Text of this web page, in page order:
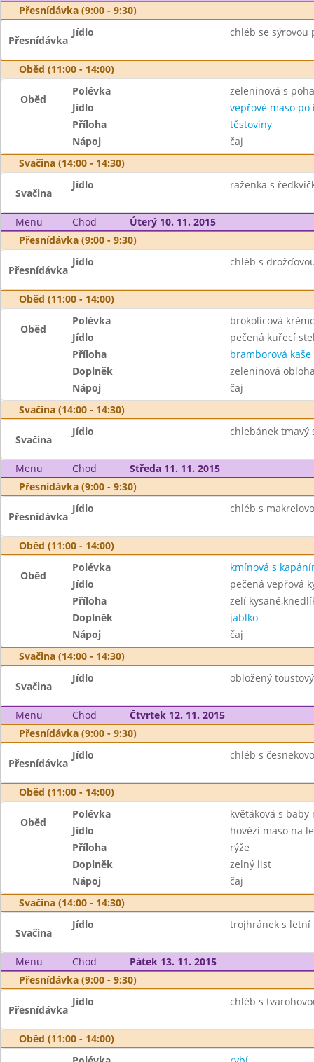
Přesnídávka (9:00 - 9:30)
Přesnídávka
Jídlo chléb se sýrovou
Oběd (11:00 - 14:00)
Oběd
Polévka
zeleninová s
Jídlo
vepřové maso po
Příloha
těstoviny
Nápoj
čaj
Svačina (14:00 - 14:30)
Svačina
Jídlo raženka s
Menu Chod
Úterý 10. 11. 2015
Přesnídávka (9:00 - 9:30)
Přesnídávka
Jídlo chléb s
Oběd (11:00 - 14:00)
Oběd
Polévka
brokolicová
Jídlo
pečená kuřecí
Příloha
bramborová kaše
Doplněk
zeleninová
Nápoj
čaj
Svačina (14:00 - 14:30)
Svačina
Jídlo chlebánek tmavý
Menu Chod
Středa 11. 11. 2015
Přesnídávka (9:00 - 9:30)
Přesnídávka
Jídlo chléb s
Oběd (11:00 - 14:00)
Oběd
Polévka
kmínová s
Jídlo
pečená vepřová
Příloha
zelí
Doplněk
jablko
Nápoj
čaj
Svačina (14:00 - 14:30)
Svačina
Jídlo obložený
Menu Chod
Čtvrtek 12. 11. 2015
Přesnídávka (9:00 - 9:30)
Přesnídávka
Jídlo chléb s
Oběd (11:00 - 14:00)
Oběd
Polévka
květáková s baby
Jídlo
hovězí maso na
Příloha
rýže
Doplněk
zelný list
Nápoj
čaj
Svačina (14:00 - 14:30)
Svačina
Jídlo trojhránek s letní
Menu Chod
Pátek 13. 11. 2015
Přesnídávka (9:00 - 9:30)
Přesnídávka
Jídlo chléb s
Oběd (11:00 - 14:00)